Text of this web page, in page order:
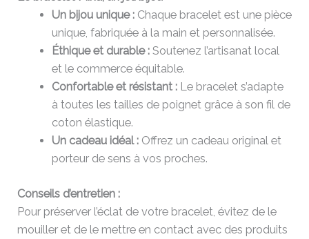
Un bijou unique :Chaque bracelet est une pièce
unique, fabriquée à la main et personnalisée.
Éthique et durable :Soutenez l’artisanat local
et le commerce équitable.
Confortable et résistant :Le bracelet s’adapte
à toutes les tailles de poignet grâce à son fil de
coton élastique.
Un cadeau idéal :Offrez un cadeau original et
porteur de sens à vos proches.
Conseils d’entretien :
Pour préserver l’éclat de votre bracelet, évitez de le
mouiller et de le mettre en contact avec des produits